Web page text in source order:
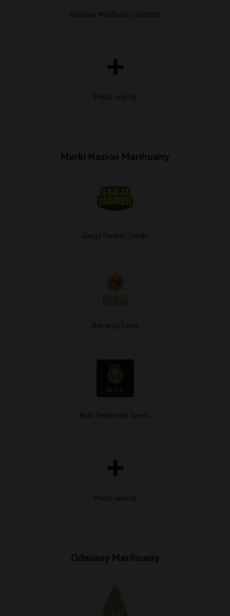
Nasiona Marihuany Outdoor
Pokaż więcej
Marki Nasion Marihuany
Ganja Farmer Seeds
Barney's Farm
Bulk Feminized Seeds
Pokaż więcej
Odmiany Marihuany